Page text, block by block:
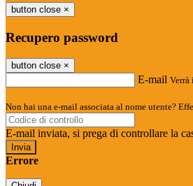
button close ×
Recupero password
button close ×
E-mail
Non hai una e-mail associata al nome utente?
E-mail inviata, si prega di controllare la
Errore